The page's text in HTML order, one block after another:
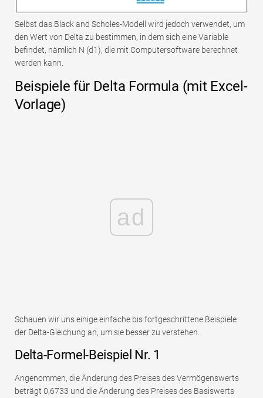
Selbst das Black and Scholes-Modell wird jedoch verwendet, um
den Wert von Delta zu bestimmen, in dem sich eine Variable
befindet, nämlich N (d1), die mit Computersoftware berechnet
werden kann.
Beispiele für Delta Formula (mit Excel-
Vorlage)
ad
Schauen wir uns einige einfache bis fortgeschrittene Beispiele
der Delta-Gleichung an, um sie besser zu verstehen.
Delta-Formel-Beispiel Nr. 1
Angenommen, die Änderung des Preises des Vermögenswerts
beträgt 0,6733 und die Änderung des Preises des Basiswerts